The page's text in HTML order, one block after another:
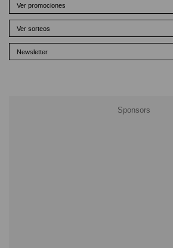
Ver promociones
Ver sorteos
Newsletter